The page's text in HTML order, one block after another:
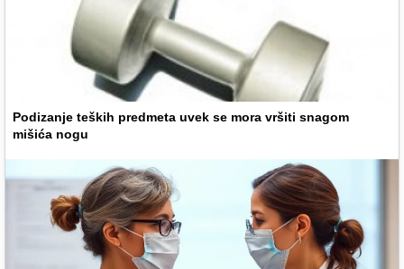
Podizanje teških predmeta uvek se mora vršiti snagom
mišića nogu